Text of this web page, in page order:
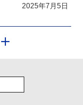
2025年7月5日